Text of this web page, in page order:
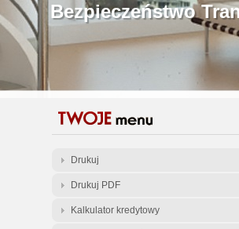
Bezpieczeństwo
Licencjonowani
Gwarancja
Gratis -
Drukuj
Drukuj PDF
Kalkulator kredytowy